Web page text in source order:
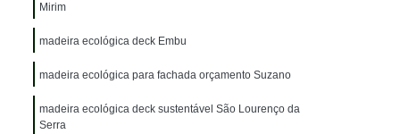
Plástica Piso para Caminhão
Madeira Plástica Sustentável
Madeira de Plástico para Pergolado
Mirim
madeira ecológica deck Embu
madeira ecológica para fachada orçamento Suzano
madeira ecológica deck sustentável São Lourenço da
Serra